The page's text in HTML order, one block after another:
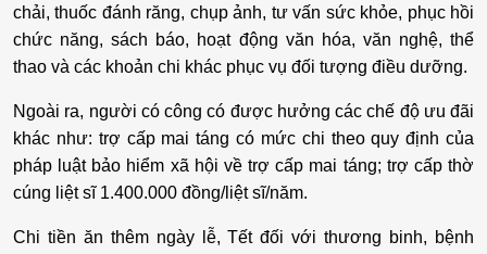
chải, thuốc đánh răng, chụp ảnh, tư vấn sức khỏe, phục hồi
chức năng, sách báo, hoạt động văn hóa, văn nghệ, thể
thao và các khoản chi khác phục vụ đối tượng điều dưỡng.
Ngoài ra, người có công có được hưởng các chế độ ưu đãi
khác như: trợ cấp mai táng có mức chi theo quy định của
pháp luật bảo hiểm xã hội về trợ cấp mai táng; trợ cấp thờ
cúng liệt sĩ 1.400.000 đồng/liệt sĩ/năm.
Chi tiền ăn thêm ngày lễ, Tết đối với thương binh, bệnh